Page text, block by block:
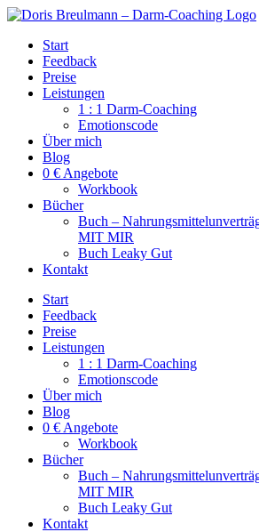
Zum
springenStart
Feedback
Preise
Leistungen
1 : 1 Darm-Coaching
Emotionscode
Über mich
Blog
0 € Angebote
Workbook
Bücher
Buch –
MIT MIR
Buch Leaky Gut
Kontakt
Start
Feedback
Preise
Leistungen
1 : 1 Darm-Coaching
Emotionscode
Über mich
Blog
0 € Angebote
Workbook
Bücher
Buch –
MIT MIR
Buch Leaky Gut
Kontakt